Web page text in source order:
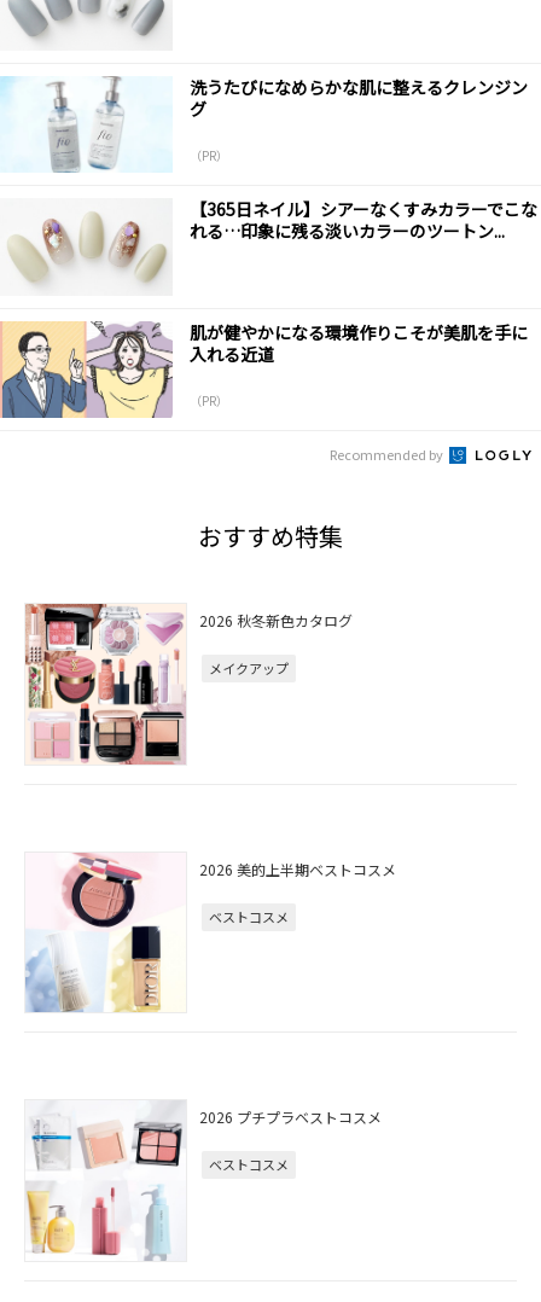
洗うたびになめらかな肌に整えるクレンジン
グ
（PR）
【365日ネイル】シアーなくすみカラーでこな
れる…印象に残る淡いカラーのツートン...
肌が健やかになる環境作りこそが美肌を手に
入れる近道
（PR）
Recommended by
おすすめ特集
2026 秋冬新色カタログ
メイクアップ
2026 美的上半期ベストコスメ
ベストコスメ
2026 プチプラベストコスメ
ベストコスメ